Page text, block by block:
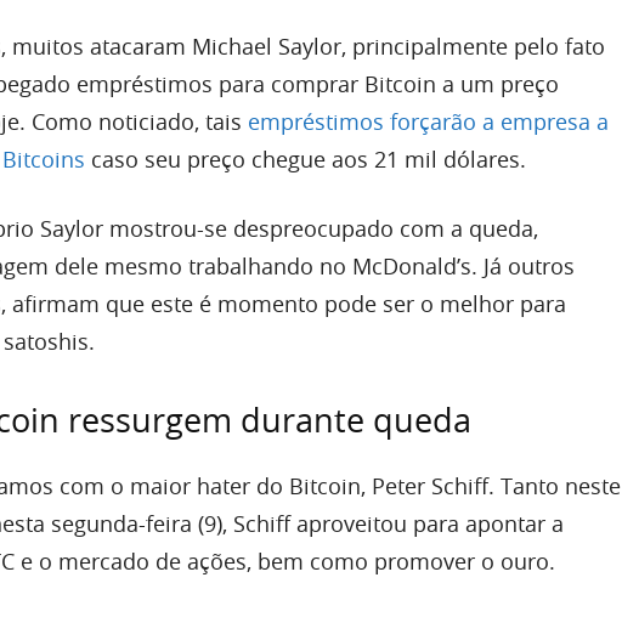
muitos atacaram Michael Saylor, principalmente pelo fato
empréstimos para comprar Bitcoin a um preço
Como noticiado, tais empréstimos forçarão a empresa a
caso seu preço chegue aos 21 mil dólares.
Saylor mostrou-se despreocupado com a queda,
dele mesmo trabalhando no McDonald’s. Já outros
afirmam que este é momento pode ser o melhor para
ressurgem durante queda
com o maior hater do Bitcoin, Peter Schiff. Tanto neste
segunda-feira (9), Schiff aproveitou para apontar a
e o mercado de ações, bem como promover o ouro.